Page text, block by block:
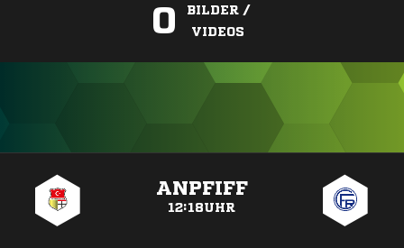
0
BILDER /
VIDEOS
ANPFIFF
12:18UHR